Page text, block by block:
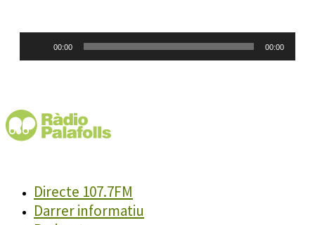
00:00 00:00
Directe 107.7FM
Darrer informatiu